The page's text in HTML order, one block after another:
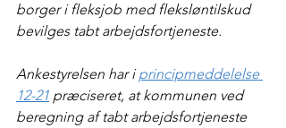
borger i fleksjob med fleksløntilskud
bevilges tabt arbejdsfortjeneste.
Ankestyrelsen har i principmeddelelse
12-21 præciseret, at kommunen ved
beregning af tabt arbejdsfortjeneste